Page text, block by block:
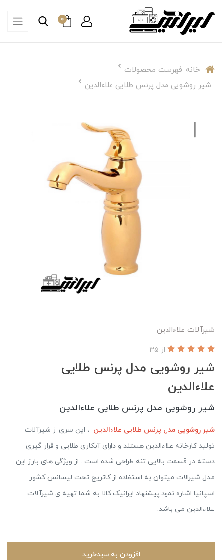
0
خانه فهرست محصولات
شیر روشویی مدل پرنس طلایی علاءالدین
شیرآلات علاءالدین
شیر روشویی مدل پرنس طلایی
علاءالدین
از 35
شیر روشویی مدل پرنس طلایی علاءالدین
شیر روشویی مدل پرنس طلایی علاءالدین ، این سری از شیرآلات
تولید کارخانه علاءالدین هستند و دارای آبکاری طلایی و قرار گیری
دسته در قسمت بالایی تنه طراحی شده است . از ویژگی های بارز این
مدل شیرالات میتوان به استفاده از کاتریج تحت لیسانس کشور
اسپانیا اشاره نمود.پیشنهاد ایرانیک کالا به شما تهیه ی شیرآلات
علاءالدین می باشد.
افزودن به سبدخرید